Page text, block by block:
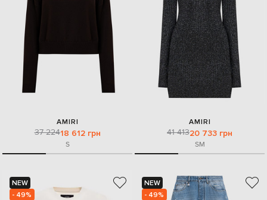
AMIRI
37 22418 612 грн
S
AMIRI
41 41320 733 грн
SM
NEW
- 49%
NEW
- 49%